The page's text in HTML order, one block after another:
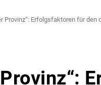
Provinz“: Erfolgsfaktoren für